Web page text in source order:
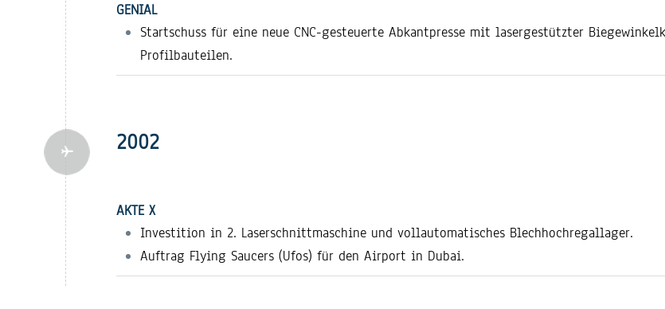
GENIAL
Startschuss für eine neue CNC-gesteuerte Abkantpresse mit lasergestützter
Profilbauteilen.
2002
AKTE X
Investition in 2. Laserschnittmaschine und vollautomatisches Blechhochregallager.
Auftrag Flying Saucers (Ufos) für den Airport in Dubai.